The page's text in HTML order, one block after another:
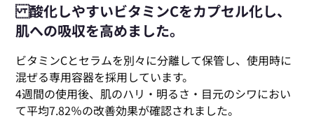
酸化しやすいビタミンCをカプセル化し、
肌への吸収を高めました。
ビタミンCとセラムを別々に分離して保管し、使用時に
混ぜる専用容器を採用しています。
4週間の使用後、肌のハリ・明るさ・目元のシワにおい
て平均7.82％の改善効果が確認されました。